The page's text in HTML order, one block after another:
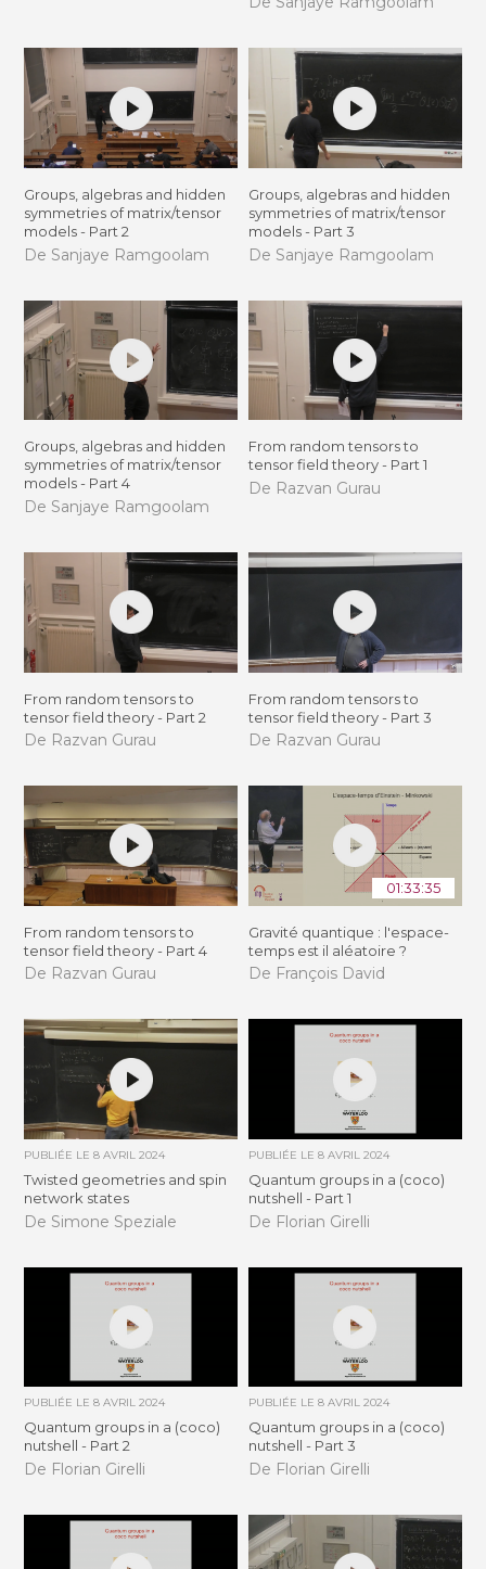
Groups, algebras and hidden
symmetries of matrix/tensor
models - Part 2
De Sanjaye Ramgoolam
Groups, algebras and hidden
symmetries of matrix/tensor
models - Part 3
De Sanjaye Ramgoolam
Groups, algebras and hidden
symmetries of matrix/tensor
models - Part 4
De Sanjaye Ramgoolam
From random tensors to
tensor field theory - Part 1
De Razvan Gurau
From random tensors to
tensor field theory - Part 2
De Razvan Gurau
From random tensors to
tensor field theory - Part 3
De Razvan Gurau
From random tensors to
tensor field theory - Part 4
De Razvan Gurau
01:33:35
Gravité quantique : l'espace-
temps est il aléatoire ?
De François David
PUBLIÉE LE8 AVRIL 2024
Twisted geometries and spin
network states
De Simone Speziale
PUBLIÉE LE 8 AVRIL 2024
Quantum groups in a (coco)
nutshell - Part 1
De Florian Girelli
PUBLIÉE LE8 AVRIL 2024
Quantum groups in a (coco)
nutshell - Part 2
De Florian Girelli
PUBLIÉE LE 8 AVRIL 2024
Quantum groups in a (coco)
nutshell - Part 3
De Florian Girelli